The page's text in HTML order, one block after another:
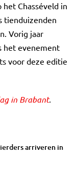
Chasséveld in
tienduizenden
Vorig jaar
het evenement
voor deze editie
in Brabant.
arriveren in